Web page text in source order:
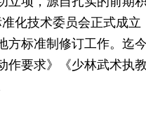
化技术委员会正式成
方标准制修订工作。迄
作要求》《少林武术执